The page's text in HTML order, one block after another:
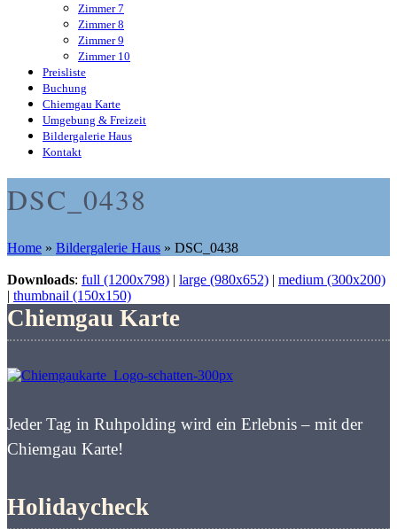
Zimmer 7
Zimmer 8
Zimmer 9
Zimmer 10
Preisliste
Buchung
Chiemgau Karte
Umgebung & Freizeit
Bildergalerie Haus
Kontakt
DSC_0438
Home » Bildergalerie Haus » DSC_0438
Downloads: full (1200x798) | large (980x652) | medium (300x200)
| thumbnail (150x150)
Chiemgau Karte
Jeder Tag in Ruhpolding wird ein Erlebnis – mit der
Chiemgau Karte!
Holidaycheck